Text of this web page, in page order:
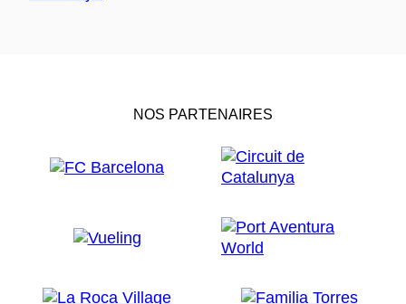
NOS PARTENAIRES